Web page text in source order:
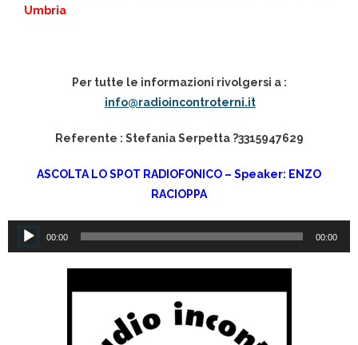
Umbria
Per tutte le informazioni rivolgersi a :
info@radioincontroterni.it
Referente : Stefania Serpetta ?3315947629
ASCOLTA LO SPOT RADIOFONICO – Speaker: ENZO
RACIOPPA
Audio
Player
00:00 00:00